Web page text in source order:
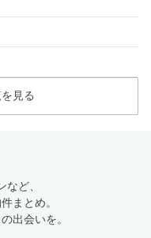
見る
ど、
まとめ。
出会いを。